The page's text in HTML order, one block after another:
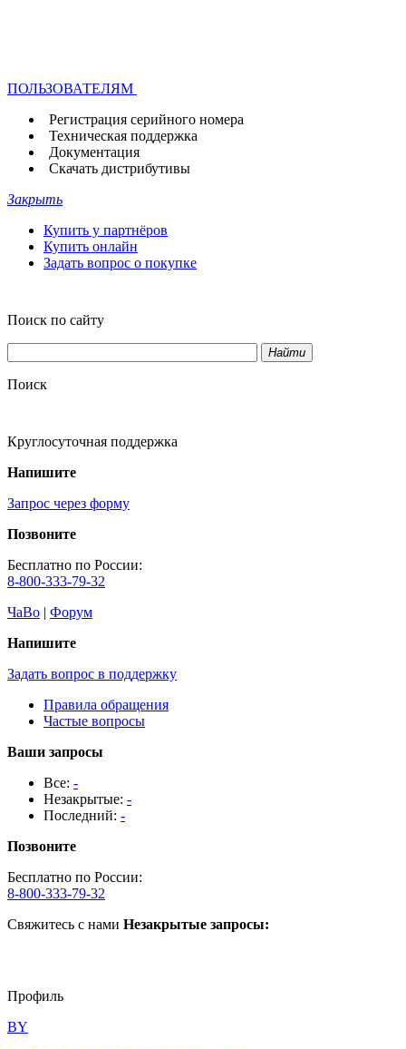
ПОЛЬЗОВАТЕЛЯМ
Регистрация серийного номера
Техническая поддержка
Документация
Скачать дистрибутивы
Закрыть
Купить у партнёров
Купить онлайн
Задать вопрос о покупке
Поиск по сайту
Найти
Поиск
Круглосуточная поддержка
Напишите
Запрос через форму
Позвоните
Бесплатно по России:
8-800-333-79-32
ЧаВо | Форум
Напишите
Задать вопрос в поддержку
Правила обращения
Частые вопросы
Ваши запросы
Все: -
Незакрытые: -
Последний: -
Позвоните
Бесплатно по России:
8-800-333-79-32
Свяжитесь с нами Незакрытые запросы:
Профиль
BY